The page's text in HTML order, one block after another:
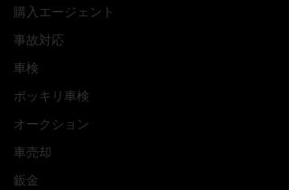
購入エージェント
事故対応
車検
ポッキリ車検
オークション
車売却
鈑金